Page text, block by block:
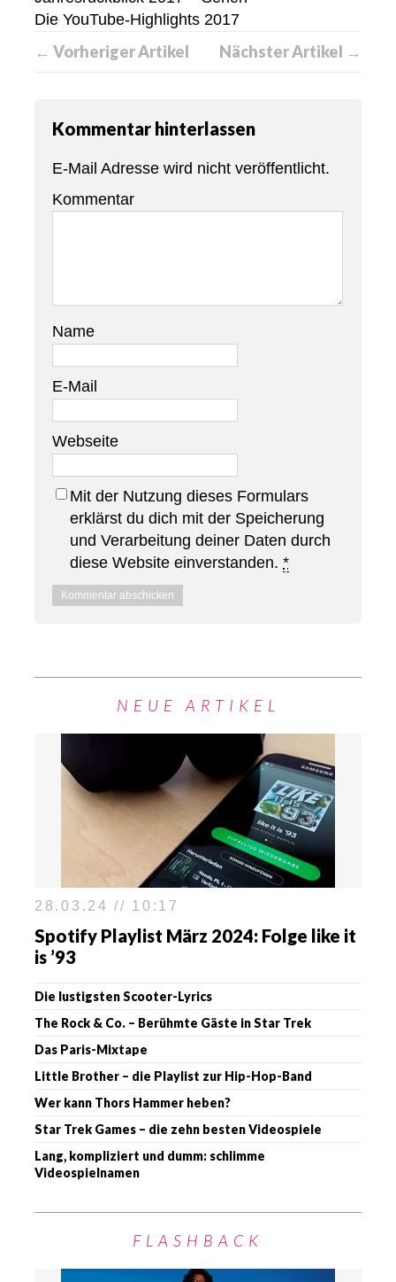
Die YouTube-Highlights 2017
← Vorheriger Artikel Nächster Artikel →
Kommentar hinterlassen
E-Mail Adresse wird nicht veröffentlicht.
Kommentar
Name
E-Mail
Webseite
Mit der Nutzung dieses Formulars
erklärst du dich mit der Speicherung
und Verarbeitung deiner Daten durch
diese Website einverstanden. *
NEUE ARTIKEL
28.03.24 // 10:17
Spotify Playlist März 2024: Folge like it
is ’93
Die lustigsten Scooter-Lyrics
The Rock & Co. – Berühmte Gäste in Star Trek
Das Paris-Mixtape
Little Brother – die Playlist zur Hip-Hop-Band
Wer kann Thors Hammer heben?
Star Trek Games – die zehn besten Videospiele
Lang, kompliziert und dumm: schlimme
Videospielnamen
FLASHBACK